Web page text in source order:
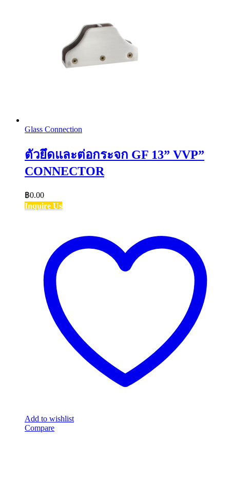
Glass Connection
ตัวยึดและต่อกระจก GF 13” VVP”
CONNECTOR
฿0.00
Inquire Us
Add to wishlist
Compare